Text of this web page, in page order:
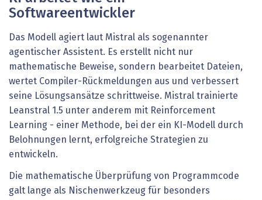
Softwareentwickler
Das Modell agiert laut Mistral als sogenannter
agentischer Assistent. Es erstellt nicht nur
mathematische Beweise, sondern bearbeitet Dateien,
wertet Compiler-Rückmeldungen aus und verbessert
seine Lösungsansätze schrittweise. Mistral trainierte
Leanstral 1.5 unter anderem mit Reinforcement
Learning - einer Methode, bei der ein KI-Modell durch
Belohnungen lernt, erfolgreiche Strategien zu
entwickeln.
Die mathematische Überprüfung von Programmcode
galt lange als Nischenwerkzeug für besonders